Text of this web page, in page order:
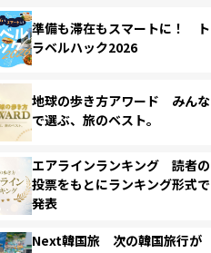
準備も滞在もスマートに！ ト
ラベルハック2026
地球の歩き方アワード みんな
で選ぶ、旅のベスト。
エアラインランキング 読者の
投票をもとにランキング形式で
発表
Next韓国旅 次の韓国旅行が